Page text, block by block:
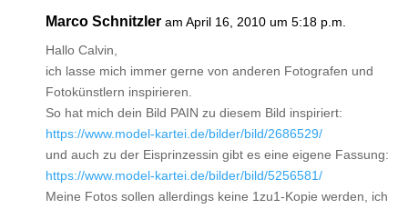
Marco Schnitzler am April 16, 2010 um 5:18 p.m.
Hallo Calvin,
ich lasse mich immer gerne von anderen Fotografen und
Fotokünstlern inspirieren.
So hat mich dein Bild PAIN zu diesem Bild inspiriert:
https://www.model-kartei.de/bilder/bild/2686529/
und auch zu der Eisprinzessin gibt es eine eigene Fassung:
https://www.model-kartei.de/bilder/bild/5256581/
Meine Fotos sollen allerdings keine 1zu1-Kopie werden, ich